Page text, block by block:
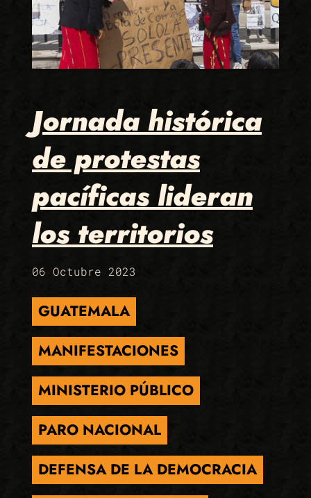
Jornada histórica
de protestas
pacíficas lideran
los territorios
06 Octubre 2023
GUATEMALA
MANIFESTACIONES
MINISTERIO PÚBLICO
PARO NACIONAL
DEFENSA DE LA DEMOCRACIA